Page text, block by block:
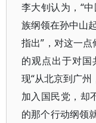
李大钊认为，“
族纲领在孙中山
指出”，对这一
的观点出于对
现“从北京到广
加入国民党，却
的那个行动纲领